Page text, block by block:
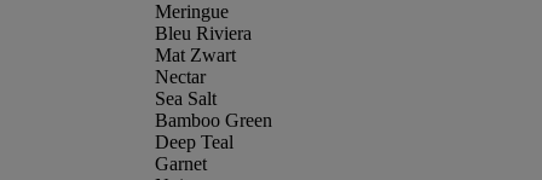
Meringue
Bleu Riviera
Mat Zwart
Nectar
Sea Salt
Bamboo Green
Deep Teal
Garnet